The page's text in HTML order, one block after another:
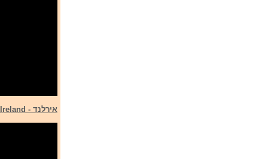
אירלנד - Ireland